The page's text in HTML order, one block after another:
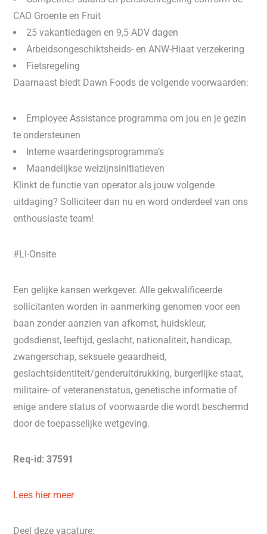
CAO Groente en Fruit
25 vakantiedagen en 9,5 ADV dagen
Arbeidsongeschiktsheids- en ANW-Hiaat verzekering
Fietsregeling
Daarnaast biedt Dawn Foods de volgende voorwaarden:
Employee Assistance programma om jou en je gezin
te ondersteunen
Interne waarderingsprogramma’s
Maandelijkse welzijnsinitiatieven
Klinkt de functie van operator als jouw volgende
uitdaging? Solliciteer dan nu en word onderdeel van ons
enthousiaste team!
#LI-Onsite
Een gelijke kansen werkgever. Alle gekwalificeerde
sollicitanten worden in aanmerking genomen voor een
baan zonder aanzien van afkomst, huidskleur,
godsdienst, leeftijd, geslacht, nationaliteit, handicap,
zwangerschap, seksuele geaardheid,
geslachtsidentiteit/genderuitdrukking, burgerlijke staat,
militaire- of veteranenstatus, genetische informatie of
enige andere status of voorwaarde die wordt beschermd
door de toepasselijke wetgeving.
Req-id: 37591
Lees hier meer
Deel deze vacature: